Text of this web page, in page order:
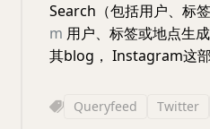
Search（包括用户、标
m 用户、标签或地点生
其blog， Instagram这部
Queryfeed Twitter